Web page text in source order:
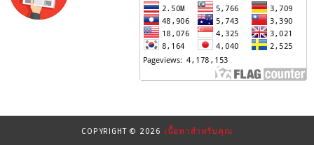
COPYRIGHT © 2026 เนื้อหาสำหรับคุณ